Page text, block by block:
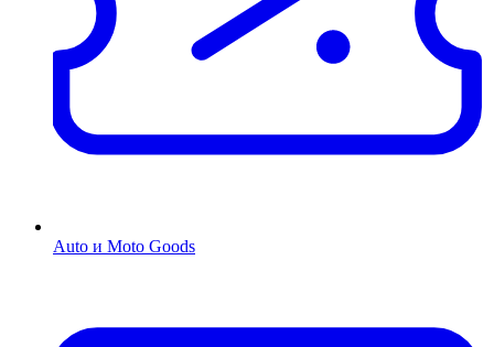
Auto и Moto Goods